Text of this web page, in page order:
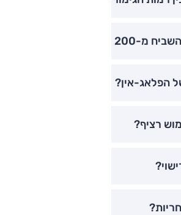
200 ל-300?
הפלאג-אין?
רציף?